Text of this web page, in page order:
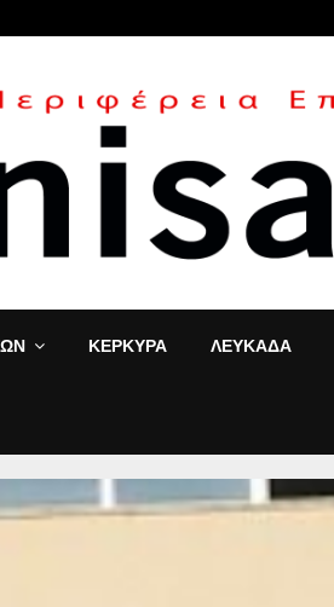
ΚΕΡΚΥΡΑ ΛΕΥΚΑΔΑ